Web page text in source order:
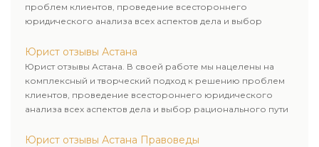
будет не лишней, так как
гораздо проще и дешевле
ежели оспаривать в суде
спорные пункты.
проблем клиентов, проведение всестороннего
юридического анализа всех аспектов дела и выбор
Юрист отзывы Астана
Юрист отзывы Астана. В своей работе мы нацелены на
комплексный и творческий подход к решению проблем
клиентов, проведение всестороннего юридического
анализа всех аспектов дела и выбор рационального пути
Юрист отзывы Астана Правоведы